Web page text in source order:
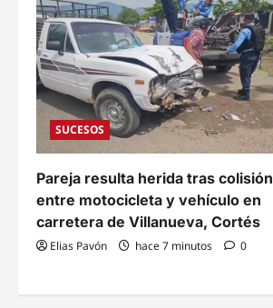
i
ó
n
d
e
e
n
t
SUCESOS
Pareja resulta herida tras colisión
entre motocicleta y vehículo en
carretera de Villanueva, Cortés
Elias Pavón hace 7 minutos 0